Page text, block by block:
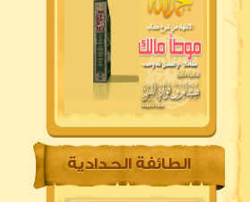
الطائفة الحدادية